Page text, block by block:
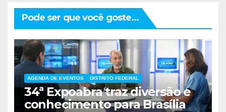
Pode ser que você goste...
AGENDA DE EVENTOS DISTRITO FEDERAL
34ª Expoabra traz diversão e
conhecimento para Brasília